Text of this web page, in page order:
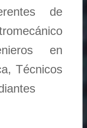
de
en
Técnicos